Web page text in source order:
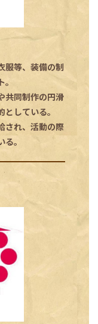
服等、装備の制
共同制作の円滑
している。
され、活動の際
。